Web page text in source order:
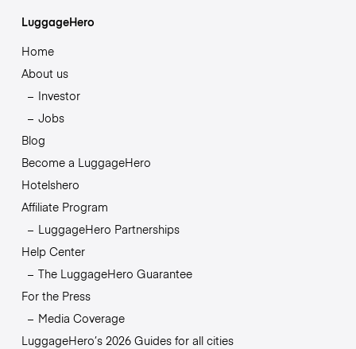
LuggageHero
Home
About us
Investor
Jobs
Blog
Become a LuggageHero
Hotelshero
Affiliate Program
LuggageHero Partnerships
Help Center
The LuggageHero Guarantee
For the Press
Media Coverage
LuggageHero’s 2026 Guides for all cities